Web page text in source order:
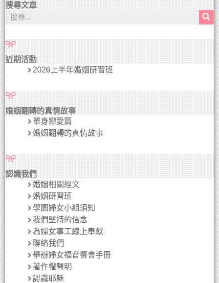
搜尋文章
近期活動
2026上半年婚姻研習班
婚姻翻轉的真情故事
單身戀愛篇
婚姻翻轉的真情故事
認識我們
婚姻相關經文
婚姻研習班
學園婦女小組須知
我們堅持的信念
為婦女事工線上奉獻
聯絡我們
舉辦婦女福音餐會手冊
著作權聲明
認識耶穌